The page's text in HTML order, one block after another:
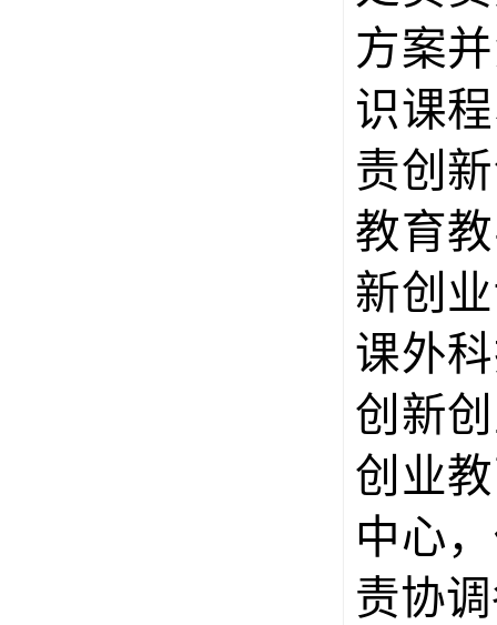
方案
识课
责创
教育
新创
课外
创新
创业
中心
责协